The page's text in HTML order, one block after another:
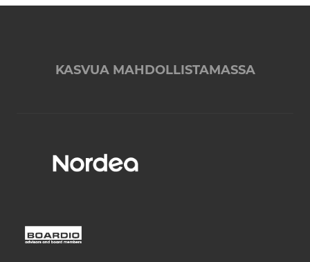
KASVUA MAHDOLLISTAMASSA